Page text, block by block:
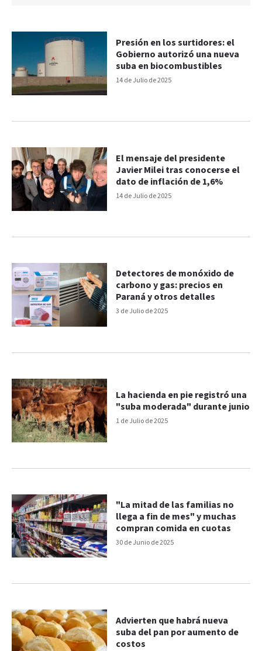
14 de Julio de 2025
Presión en los surtidores: el
Gobierno autorizó una nueva
suba en biocombustibles
14 de Julio de 2025
El mensaje del presidente
Javier Milei tras conocerse el
dato de inflación de 1,6%
3 de Julio de 2025
Detectores de monóxido de
carbono y gas: precios en
Paraná y otros detalles
1 de Julio de 2025
La hacienda en pie registró una
"suba moderada" durante junio
30 de Junio de 2025
"La mitad de las familias no
llega a fin de mes" y muchas
compran comida en cuotas
Advierten que habrá nueva
suba del pan por aumento de
costos